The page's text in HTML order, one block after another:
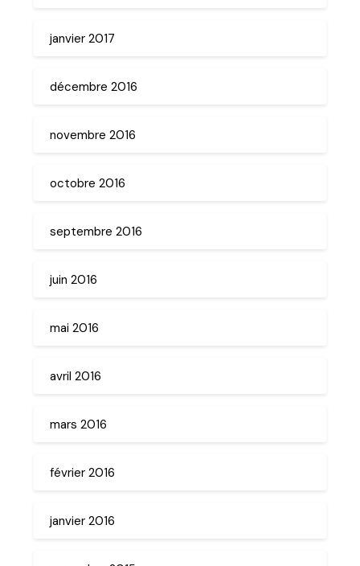
janvier 2017
décembre 2016
novembre 2016
octobre 2016
septembre 2016
juin 2016
mai 2016
avril 2016
mars 2016
février 2016
janvier 2016